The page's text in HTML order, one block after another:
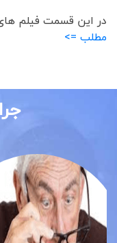
در این قسمت فیلم
مطلب =>